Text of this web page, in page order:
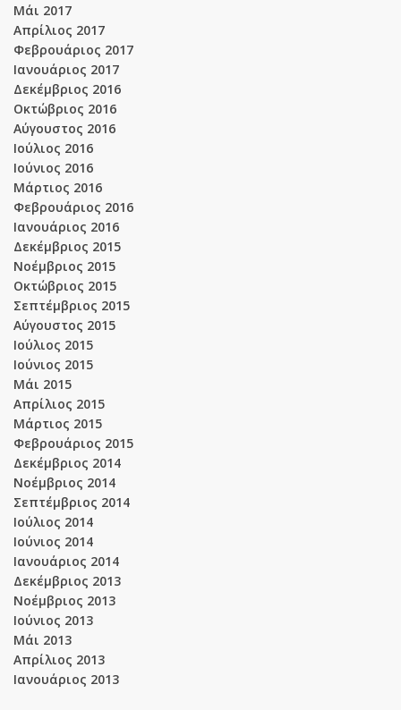
Μάι 2017
Απρίλιος 2017
Φεβρουάριος 2017
Ιανουάριος 2017
Δεκέμβριος 2016
Οκτώβριος 2016
Αύγουστος 2016
Ιούλιος 2016
Ιούνιος 2016
Μάρτιος 2016
Φεβρουάριος 2016
Ιανουάριος 2016
Δεκέμβριος 2015
Νοέμβριος 2015
Οκτώβριος 2015
Σεπτέμβριος 2015
Αύγουστος 2015
Ιούλιος 2015
Ιούνιος 2015
Μάι 2015
Απρίλιος 2015
Μάρτιος 2015
Φεβρουάριος 2015
Δεκέμβριος 2014
Νοέμβριος 2014
Σεπτέμβριος 2014
Ιούλιος 2014
Ιούνιος 2014
Ιανουάριος 2014
Δεκέμβριος 2013
Νοέμβριος 2013
Ιούνιος 2013
Μάι 2013
Απρίλιος 2013
Ιανουάριος 2013